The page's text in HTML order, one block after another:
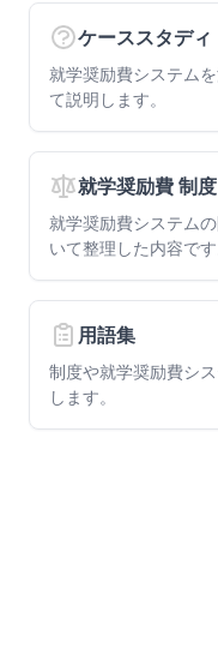
ケーススタディ
就学奨励費システム
て説明します。
就学奨励費 制度
就学奨励費システム
いて整理した内容です
用語集
制度や就学奨励費シ
します。